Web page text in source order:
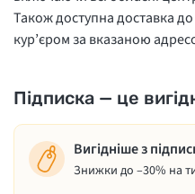
Також доступна доставка
кур’єром за вказаною
Підписка — це
Вигідніше з
Знижки до –30% на